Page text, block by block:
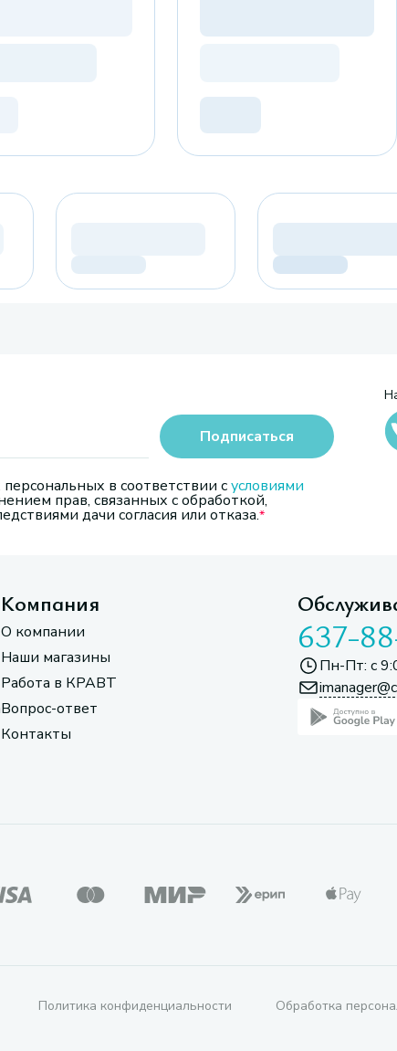
в соответствии сусловиями
прав, связанных с обработкой,
дачи согласия или отказа.
Подписаться
Компания
О компании
Наши магазины
Работа в КРАВТ
Вопрос-ответ
Контакты
637-
Пн-Пт: с
Политика конфиденциальности Обработка